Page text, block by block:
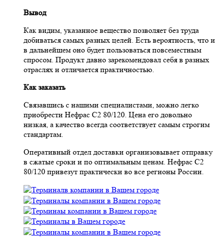
Вывод
Как видим, указанное вещество позволяет без труда
добиваться самых разных целей. Есть вероятность, что и
в дальнейшем оно будет пользоваться повсеместным
спросом. Продукт давно зарекомендовал себя в разных
отраслях и отличается практичностью.
Как заказать
Связавшись с нашими специалистами, можно легко
приобрести Нефрас С2 80/120. Цена его довольно
низкая, а качество всегда соответствует самым строгим
стандартам.
Оперативный отдел доставки организовывает отправку
в сжатые сроки и по оптимальным ценам. Нефрас С2
80/120 привезут практически во все регионы России.